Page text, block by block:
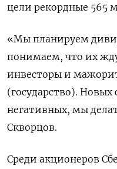
цели рекордные 565
«Мы планируем
понимаем, что их
инвесторы и
(государство).
негативных, мы
Скворцов.
Среди акционеров